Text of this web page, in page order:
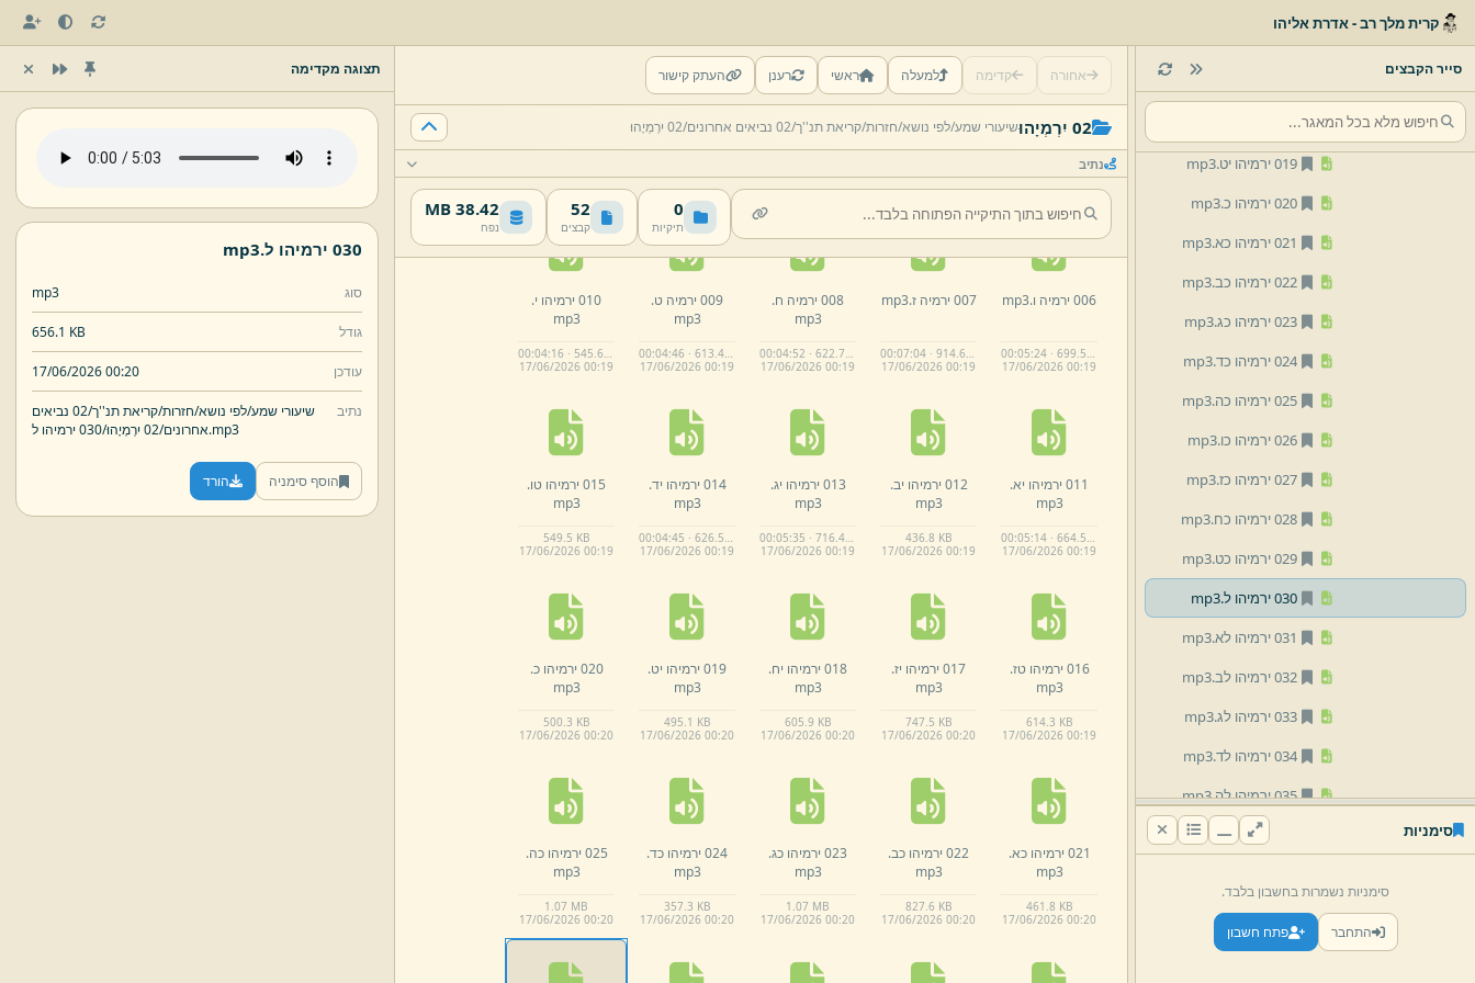
קרית מלך רב - אדרת אליהו
סייר הקבצים
016 ירמיהו טז.
mp3
018 ירמיהו יח.
019 ירמיהו יט.
mp3
020 ירמיהו כ.
mp3
021 ירמיהו כא.
mp3
022 ירמיהו כב.
mp3
023 ירמיהו כג.
mp3
024 ירמיהו כד.
mp3
025 ירמיהו כה.
mp3
026 ירמיהו כו.
mp3
027 ירמיהו כז.
mp3
028 ירמיהו כח.
mp3
029 ירמיהו כט.
mp3
030 ירמיהו ל.
mp3
031 ירמיהו לא.
mp3
032 ירמיהו לב.
mp3
033 ירמיהו לג.
mp3
034 ירמיהו לד.
mp3
035 ירמיהו לה.
mp3
mp3
038 ירמיהו לח.
039 ירמיהו לט.
סימניות
סימניות נשמרות בחשבון בלבד.
התחבר פתח חשבון
אחורה קדימה למעלה ראשי רענן העתק קישור
02 יִרְמְיָהוּ שיעורי שמע/לפי נושא/חזרות/קריאת תנ''ך/02 נביאים אחרונים/ 02 יִרְמְיָהוּ
נתיב
0
תיקיות
52
קבצים
38.42 MB
נפח
mp3
00:03:22 · 432.1 KB
17/06/2026 00:19
mp3
17/06/2026 00:19
mp3
17/06/2026 00:19
mp3
17/06/2026 00:19
17/06/2026 00:19
006 ירמיה ו. mp3
00:05:24 · 699.5 KB
17/06/2026 00:19
007 ירמיה ז. mp3
00:07:04 · 914.6 KB
17/06/2026 00:19
008 ירמיה ח.
mp3
00:04:52 · 622.7 KB
17/06/2026 00:19
009 ירמיה ט.
mp3
00:04:46 · 613.4 KB
17/06/2026 00:19
010 ירמיהו י.
mp3
00:04:16 · 545.6 KB
17/06/2026 00:19
011 ירמיהו יא.
mp3
00:05:14 · 664.5 KB
17/06/2026 00:19
012 ירמיהו יב.
mp3
436.8 KB
17/06/2026 00:19
013 ירמיהו יג.
mp3
00:05:35 · 716.4 KB
17/06/2026 00:19
014 ירמיהו יד.
mp3
00:04:45 · 626.5 KB
17/06/2026 00:19
015 ירמיהו טו.
mp3
549.5 KB
17/06/2026 00:19
016 ירמיהו טז.
mp3
614.3 KB
17/06/2026 00:19
017 ירמיהו יז.
mp3
747.5 KB
17/06/2026 00:20
018 ירמיהו יח.
mp3
605.9 KB
17/06/2026 00:20
019 ירמיהו יט.
mp3
495.1 KB
17/06/2026 00:20
020 ירמיהו כ.
mp3
500.3 KB
17/06/2026 00:20
021 ירמיהו כא.
mp3
461.8 KB
17/06/2026 00:20
022 ירמיהו כב.
mp3
827.6 KB
17/06/2026 00:20
023 ירמיהו כג.
mp3
1.07 MB
17/06/2026 00:20
024 ירמיהו כד.
mp3
357.3 KB
17/06/2026 00:20
025 ירמיהו כה.
mp3
1.07 MB
17/06/2026 00:20
תצוגה מקדימה
030 ירמיהו ל. mp3
סוג mp3
גודל 656.1 KB
עודכן 17/06/2026 00:20
נתיב שיעורי שמע/לפי נושא/חזרות/קריאת תנ''ך/
02 נביאים
אחרונים/02 יִרְמְיָהוּ/ 030 ירמיהו ל.mp3
הוסף סימניה הורד